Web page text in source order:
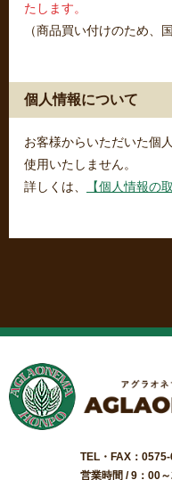
たします。
（商品買い付けのため、
個人情報について
お客様からいただいた個
使用いたしません。
詳しくは、
【個人情報の
TEL・FAX：
営業時間 / 9：00